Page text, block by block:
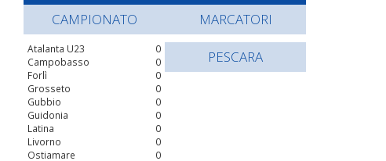
CAMPIONATO
0
Atalanta U23
0
Campobasso
0
Forlì
0
Grosseto
0
Gubbio
0
Guidonia
0
Latina
0
Livorno
0
Ostiamare
MARCATORI
PESCARA